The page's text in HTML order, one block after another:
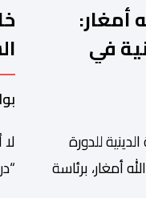
أمغار:
في
للدورة
أمغار، برئاسة